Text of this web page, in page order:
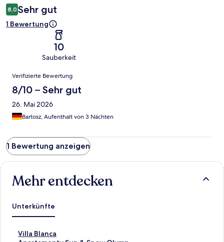
8,0 Sehr gut
1 Bewertung
10
Sauberkeit
Bewertungen
Verifizierte Bewertung
8/10 – Sehr gut
26. Mai 2026
Bartosz, Aufenthalt von 3 Nächten
1 Bewertung anzeigen
Mehr entdecken
Unterkünfte
Villa Blanca
L